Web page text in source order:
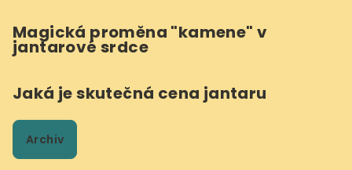
Magická proměna "kamene" v
jantarové srdce
Jaká je skutečná cena jantaru
Archiv